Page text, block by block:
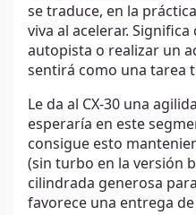
se traduce, en la
viva al acelerar.
autopista o realizar un
sentirá como una tarea
Le da al CX-30 una
esperaría en este
consigue esto
(sin turbo en la versión
cilindrada generosa
favorece una entrega